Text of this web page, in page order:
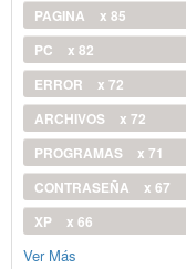
PAGINA
x 85
PC
x 82
ERROR
x 72
ARCHIVOS
x 72
PROGRAMAS
x 71
CONTRASEÑA
x 67
XP
x 66
Ver Más